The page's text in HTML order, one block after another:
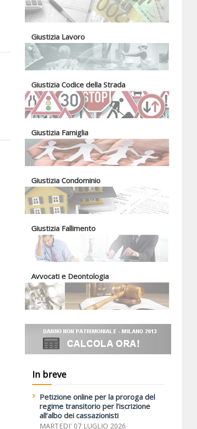
Giustizia Lavoro
Giustizia Codice della Strada
Giustizia Famiglia
Giustizia Condominio
Giustizia Fallimento
Avvocati e Deontologia
In breve
Petizione online per la proroga del
regime transitorio per l’iscrizione
all’albo dei cassazionisti
MARTEDI' 07 LUGLIO 2026